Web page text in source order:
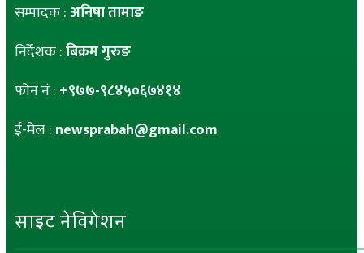
सम्पादक :अनिषा तामाङ
निर्देशक :बिक्रम गुरुङ
फोन नं : +९७७-९८४५०६७४१४
ई-मेल : newsprabah@gmail.com
साइट नेविगेशन